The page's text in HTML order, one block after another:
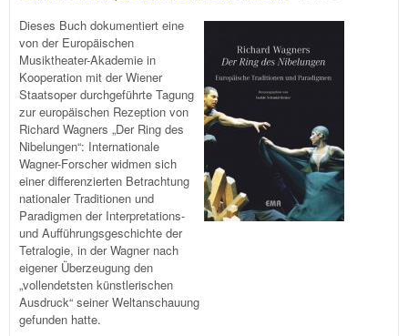
Dieses Buch dokumentiert eine
von der Europäischen
Musiktheater-Akademie in
Kooperation mit der Wiener
Staatsoper durchgeführte Tagung
zur europäischen Rezeption von
Richard Wagners „Der Ring des
Nibelungen“: Internationale
Wagner-Forscher widmen sich
einer differenzierten Betrachtung
nationaler Traditionen und
Paradigmen der Interpretations-
und Aufführungsgeschichte der
Tetralogie, in der Wagner nach
eigener Überzeugung den
„vollendetsten künstlerischen
Ausdruck“ seiner Weltanschauung
gefunden hatte.